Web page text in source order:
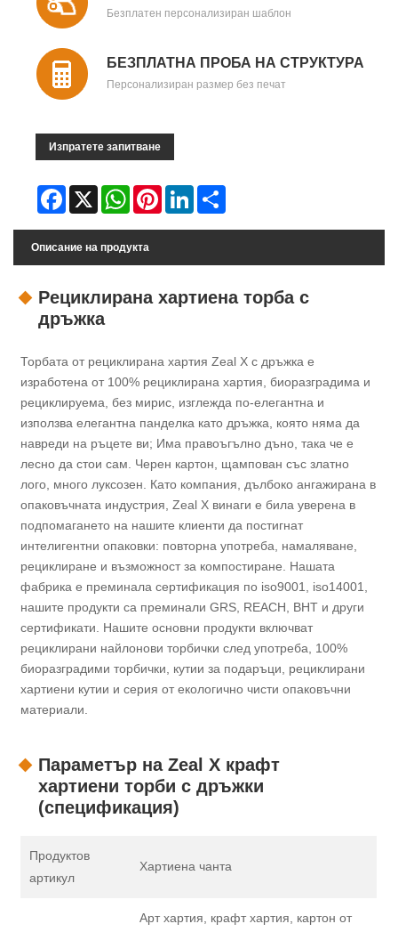
Безплатен персонализиран шаблон
БЕЗПЛАТНА ПРОБА НА СТРУКТУРА
Персонализиран размер без печат
Изпратете запитване
Facebook
X WhatsAppPinterestLinkedIn
Описание на продукта
Рециклирана хартиена торба с
дръжка
Торбата от рециклирана хартия Zeal X с дръжка е
изработена от 100% рециклирана хартия, биоразградима и
рециклируема, без мирис, изглежда по-елегантна и
използва елегантна панделка като дръжка, която няма да
навреди на ръцете ви; Има правоъгълно дъно, така че е
лесно да стои сам. Черен картон, щампован със златно
лого, много луксозен. Като компания, дълбоко ангажирана в
опаковъчната индустрия, Zeal X винаги е била уверена в
подпомагането на нашите клиенти да постигнат
интелигентни опаковки: повторна употреба, намаляване,
рециклиране и възможност за компостиране. Нашата
фабрика е преминала сертификация по iso9001, iso14001,
нашите продукти са преминали GRS, REACH, BHT и други
сертификати. Нашите основни продукти включват
рециклирани найлонови торбички след употреба, 100%
биоразградими торбички, кутии за подаръци, рециклирани
хартиени кутии и серия от екологично чисти опаковъчни
материали.
Параметър на Zeal X крафт
хартиени торби с дръжки
(спецификация)
Продуктов
артикул
Хартиена чанта
Арт хартия, крафт хартия, картон от